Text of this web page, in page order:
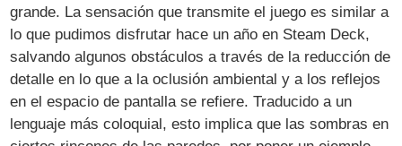
grande. La sensación que transmite el juego es similar a
lo que pudimos disfrutar hace un año en Steam Deck,
salvando algunos obstáculos a través de la reducción de
detalle en lo que a la oclusión ambiental y a los reflejos
en el espacio de pantalla se refiere. Traducido a un
lenguaje más coloquial, esto implica que las sombras en